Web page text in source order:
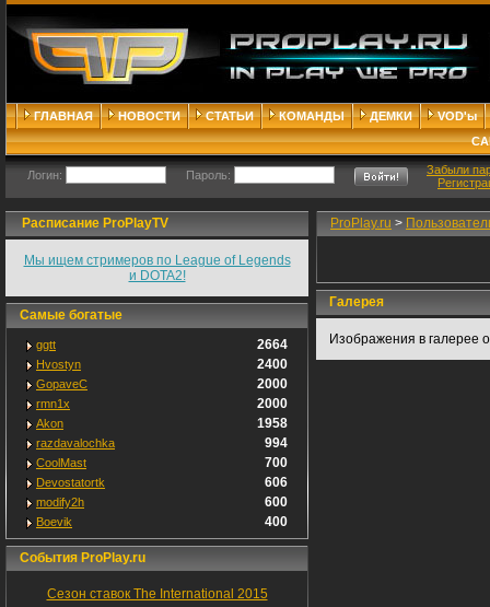
ГЛАВНАЯ НОВОСТИ СТАТЬИ КОМАНДЫ ДЕМКИ
VOD'ы
Логин: Пароль:
Забыли
Расписание ProPlayTV
Мы ищем стримеров по League of Legends
и DOTA2!
Самые богатые
ggtt 2664
Hvostyn 2400
GopaveC 2000
rmn1x 2000
Akon 1958
razdavalochka 994
CoolMast 700
Devostatortk 606
modify2h 600
Boevik 400
События ProPlay.ru
Сезон ставок The International 2015
ProPlay.ru >
Галерея
Изображения в галерее